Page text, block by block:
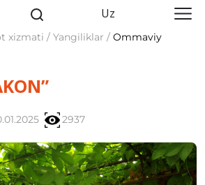
Uz
xizmati / Yangiliklar / Ommaviy
2937